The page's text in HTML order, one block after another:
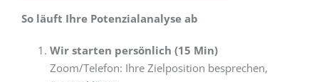
So läuft Ihre Potenzialanalyse ab
Wir starten persönlich (15 Min)
Zoom/Telefon: Ihre Zielposition besprechen,